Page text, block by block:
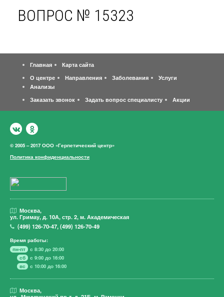
ВОПРОС № 15323
Главная
Карта сайта
О центре
Направления Заболевания
Услуги
Анализы
Заказать звонок
Задать вопрос специалисту Акции
© 2005 – 2017 ООО «Герпетический центр»
Политика конфиденциальности
Москва,
ул. Гримау, д. 10А, стр. 2, м. Академическая
(499)126-70-47,(499)126-70-49
Время работы:
пн-пт
с 8:30 до 20:00
сб
с 9:00 до 16:00
вс
с 10:00 до 16:00
Москва,